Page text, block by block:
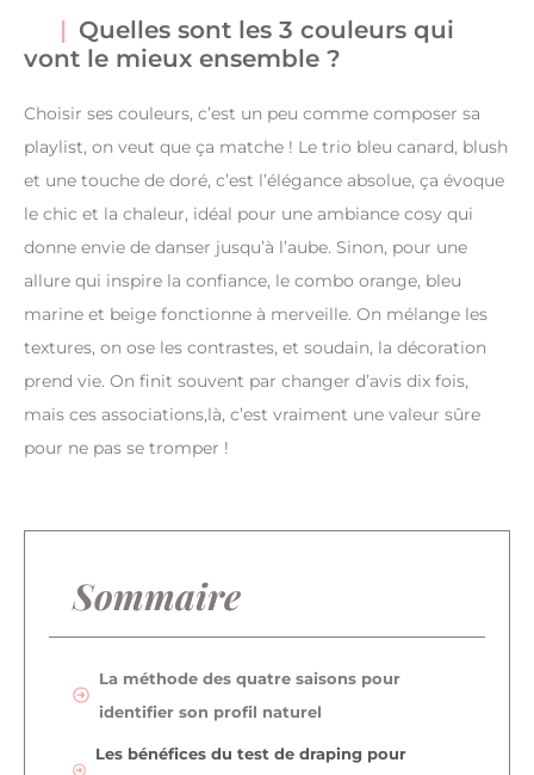
Quelles sont les 3 couleurs qui
vont le mieux ensemble ?
Choisir ses couleurs, c’est un peu comme composer sa
playlist, on veut que ça matche ! Le trio bleu canard, blush
et une touche de doré, c’est l’élégance absolue, ça évoque
le chic et la chaleur, idéal pour une ambiance cosy qui
donne envie de danser jusqu’à l’aube. Sinon, pour une
allure qui inspire la confiance, le combo orange, bleu
marine et beige fonctionne à merveille. On mélange les
textures, on ose les contrastes, et soudain, la décoration
prend vie. On finit souvent par changer d’avis dix fois,
mais ces associations,là, c’est vraiment une valeur sûre
pour ne pas se tromper !
Sommaire
La méthode des quatre saisons pour
identifier son profil naturel
Les bénéfices du test de draping pour